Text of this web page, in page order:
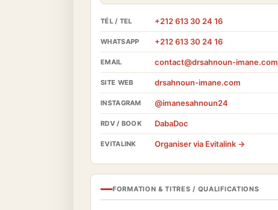
TÉL / TEL +212 613 30 24 16
WHATSAPP +212 613 30 24 16
EMAIL contact@drsahnoun-imane.com
SITE WEB drsahnoun-imane.com
INSTAGRAM @imanesahnoun24
RDV / BOOK DabaDoc
EVITALINK Organiser via Evitalink →
FORMATION & TITRES / QUALIFICATIONS